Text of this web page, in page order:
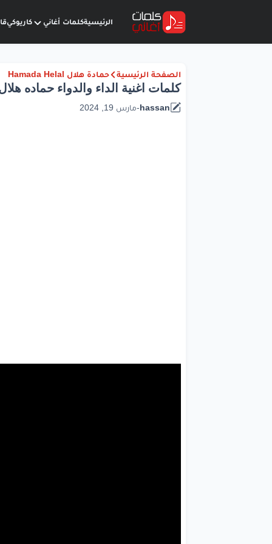
الرئيسيةكلمات أغاني كاريوكي
الصفحة الرئيسية حمادة هلال Hamada Helal
كلمات اغنية الداء والدواء حماده
hassan
-مارس 19, 2024